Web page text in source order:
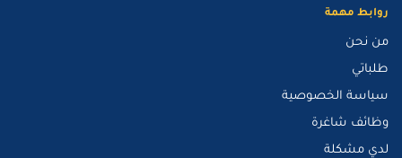
روابط مهمة
من نحن
طلباتي
سياسة الخصوصية
وظائف شاغرة
لدي مشكلة